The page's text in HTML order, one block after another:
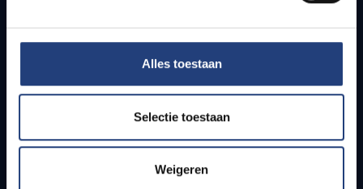
Alles toestaan
Selectie toestaan
Weigeren
Studenten
PhD-studenten
Leerkrachten en secundaire scholen